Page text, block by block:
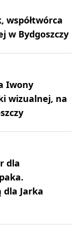
współtwórca
w Bydgoszczy
Iwony
wizualnej, na
dla
dla Jarka